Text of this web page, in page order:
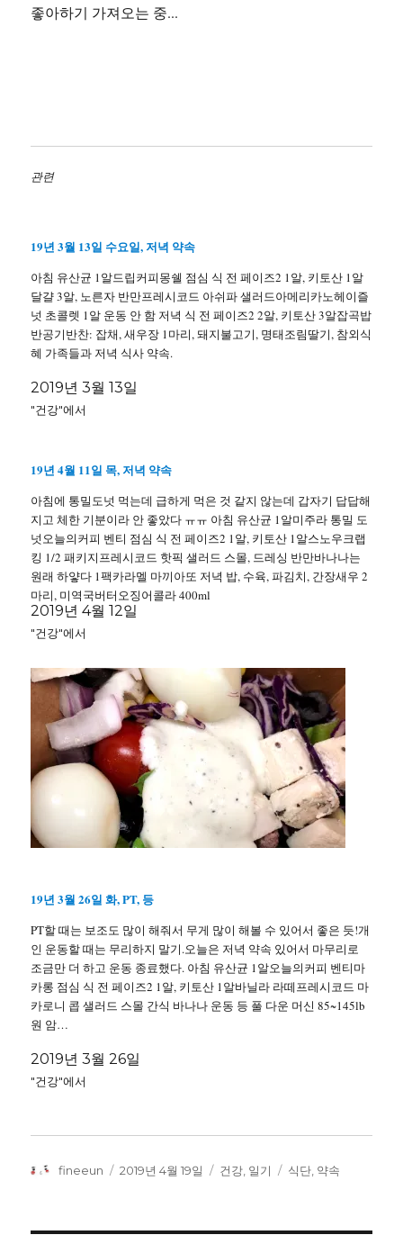
좋아하기 가져오는 중...
관련
19년 3월 13일 수요일, 저녁 약속
아침 유산균 1알드립커피몽쉘 점심 식 전 페이즈2 1알, 키토산 1알
달걀 3알, 노른자 반만프레시코드 아쉬파 샐러드아메리카노헤이즐
넛 초콜렛 1알 운동 안 함 저녁 식 전 페이즈2 2알, 키토산 3알잡곡밥
반공기반찬: 잡채, 새우장 1마리, 돼지불고기, 명태조림딸기, 참외식
혜 가족들과 저녁 식사 약속.
2019년 3월 13일
"건강"에서
19년 4월 11일 목, 저녁 약속
아침에 통밀도넛 먹는데 급하게 먹은 것 같지 않는데 갑자기 답답해
지고 체한 기분이라 안 좋았다 ㅠㅠ 아침 유산균 1알미주라 통밀 도
넛오늘의커피 벤티 점심 식 전 페이즈2 1알, 키토산 1알스노우크랩
킹 1/2 패키지프레시코드 핫픽 샐러드 스몰, 드레싱 반만바나나는
원래 하얗다 1팩카라멜 마끼아또 저녁 밥, 수육, 파김치, 간장새우 2
마리, 미역국버터오징어콜라 400ml
2019년 4월 12일
"건강"에서
19년 3월 26일 화, PT, 등
PT할 때는 보조도 많이 해줘서 무게 많이 해볼 수 있어서 좋은 듯!개
인 운동할 때는 무리하지 말기.오늘은 저녁 약속 있어서 마무리로
조금만 더 하고 운동 종료했다. 아침 유산균 1알오늘의커피 벤티마
카롱 점심 식 전 페이즈2 1알, 키토산 1알바닐라 라떼프레시코드 마
카로니 콥 샐러드 스몰 간식 바나나 운동 등 풀 다운 머신 85~145lb
원 암…
2019년 3월 26일
"건강"에서
글
fineeun
작
2019년 4월 19일
카
건강, 일기
태
식단, 약속